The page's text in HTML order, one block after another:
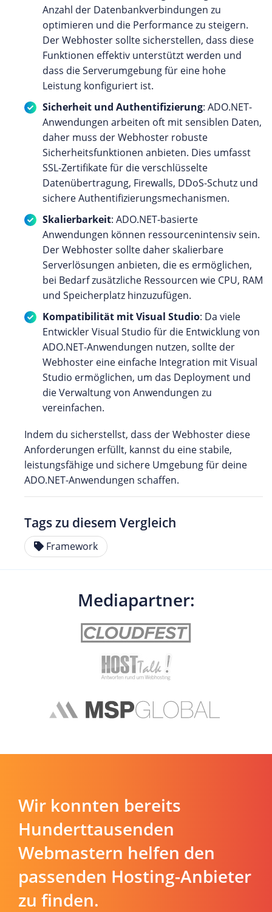
Anzahl der Datenbankverbindungen zu
optimieren und die Performance zu steigern.
Der Webhoster sollte sicherstellen, dass diese
Funktionen effektiv unterstützt werden und
dass die Serverumgebung für eine hohe
Leistung konfiguriert ist.
Sicherheit und Authentifizierung: ADO.NET-
Anwendungen arbeiten oft mit sensiblen Daten,
daher muss der Webhoster robuste
Sicherheitsfunktionen anbieten. Dies umfasst
SSL-Zertifikate für die verschlüsselte
Datenübertragung, Firewalls, DDoS-Schutz und
sichere Authentifizierungsmechanismen.
Skalierbarkeit: ADO.NET-basierte
Anwendungen können ressourcenintensiv sein.
Der Webhoster sollte daher skalierbare
Serverlösungen anbieten, die es ermöglichen,
bei Bedarf zusätzliche Ressourcen wie CPU, RAM
und Speicherplatz hinzuzufügen.
Kompatibilität mit Visual Studio: Da viele
Entwickler Visual Studio für die Entwicklung von
ADO.NET-Anwendungen nutzen, sollte der
Webhoster eine einfache Integration mit Visual
Studio ermöglichen, um das Deployment und
die Verwaltung von Anwendungen zu
vereinfachen.
Indem du sicherstellst, dass der Webhoster diese
Anforderungen erfüllt, kannst du eine stabile,
leistungsfähige und sichere Umgebung für deine
ADO.NET-Anwendungen schaffen.
Tags zu diesem Vergleich
Framework
Mediapartner:
Wir konnten bereits
Hunderttausenden
Webmastern helfen den
passenden Hosting-Anbieter
zu finden.